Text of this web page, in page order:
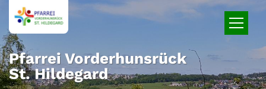
Zum Inhalt springen
Pfarrei Vorderhunsrück
St. Hildegard